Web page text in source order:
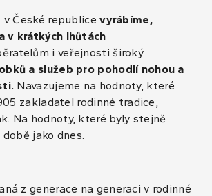
v České republicevyrábíme,
v krátkých lhůtách
i veřejnosti široký
a služeb pro pohodlí nohou a
Navazujeme na hodnoty, které
zakladatel rodinné tradice,
Na hodnoty, které byly stejně
jako dnes.
z generace na generaci v rodinné